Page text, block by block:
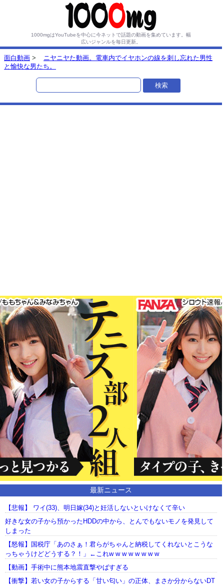
1000mgはYouTubeを中心に今ネットで話題の動画を集めています。 幅
広いジャンルを毎日更新。
面白動画 >
ニヤニヤた動画。電車内でイヤホンの線を刺し忘れた男性
と愉快な男たち。
最新ニュース
【悲報】 ワイ(33)、明日嫁(34)と妊活しないといけなくて辛い
好きな女の子から預かったHDDの中から、とんでもないモノを発見して
しまった
【怒報】国税庁「あのさぁ！君らがちゃんと納税してくれないとこうな
っちゃうけどどうする？！」←これw w w w w w w w
【動画】手術中に熊本地震直撃やばすぎる
【衝撃】若い女の子からする「甘い匂い」の正体、まさか分からないDT